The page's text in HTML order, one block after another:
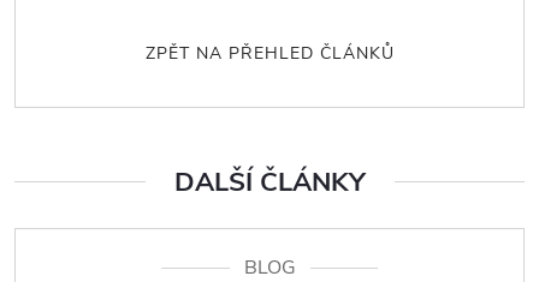
ZPĚT NA PŘEHLED ČLÁNKŮ
DALŠÍ ČLÁNKY
BLOG